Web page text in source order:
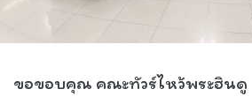
ขอขอบคุณ คณะทัวร์ไหว้พระฮินดู